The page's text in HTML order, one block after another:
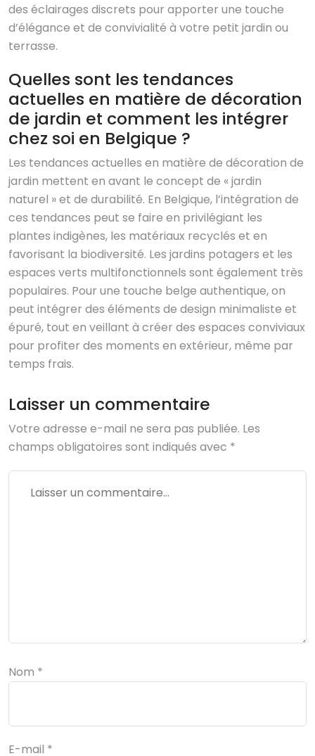
des éclairages discrets pour apporter une touche
d’élégance et de convivialité à votre petit jardin ou
terrasse.
Quelles sont les tendances
actuelles en matière de décoration
de jardin et comment les intégrer
chez soi en Belgique ?
Les tendances actuelles en matière de décoration de
jardin mettent en avant le concept de « jardin
naturel » et de durabilité. En Belgique, l’intégration de
ces tendances peut se faire en privilégiant les
plantes indigènes, les matériaux recyclés et en
favorisant la biodiversité. Les jardins potagers et les
espaces verts multifonctionnels sont également très
populaires. Pour une touche belge authentique, on
peut intégrer des éléments de design minimaliste et
épuré, tout en veillant à créer des espaces conviviaux
pour profiter des moments en extérieur, même par
temps frais.
Laisser un commentaire
Votre adresse e-mail ne sera pas publiée. Les
champs obligatoires sont indiqués avec *
Nom *
E-mail *